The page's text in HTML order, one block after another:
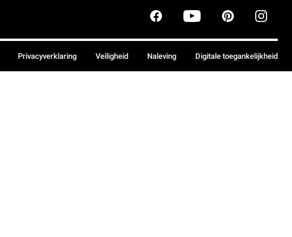
Privacyverklaring Veiligheid Naleving Digitale toegankelijkheid